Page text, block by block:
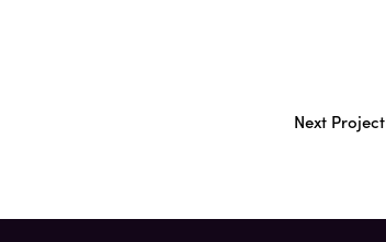
Next Project